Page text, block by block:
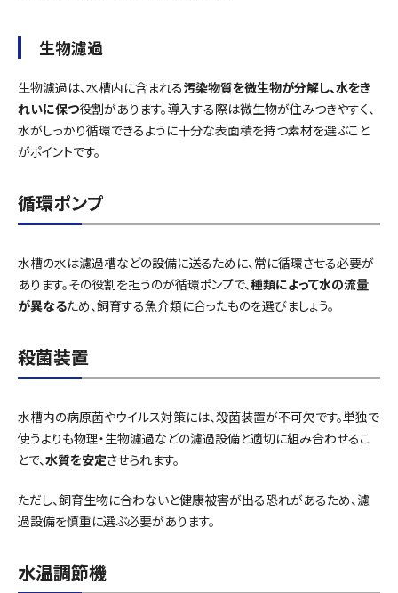
生物濾過
生物濾過は、水槽内に含まれる汚染物質を微生物が分解し、水をき
れいに保つ役割があります。導入する際は微生物が住みつきやすく、
水がしっかり循環できるように十分な表面積を持つ素材を選ぶこと
がポイントです。
循環ポンプ
水槽の水は濾過槽などの設備に送るために、常に循環させる必要が
あります。その役割を担うのが循環ポンプで、種類によって水の流量
が異なるため、飼育する魚介類に合ったものを選びましょう。
殺菌装置
水槽内の病原菌やウイルス対策には、殺菌装置が不可欠です。単独で
使うよりも物理・生物濾過などの濾過設備と適切に組み合わせるこ
とで、水質を安定させられます。
ただし、飼育生物に合わないと健康被害が出る恐れがあるため、濾
過設備を慎重に選ぶ必要があります。
水温調節機